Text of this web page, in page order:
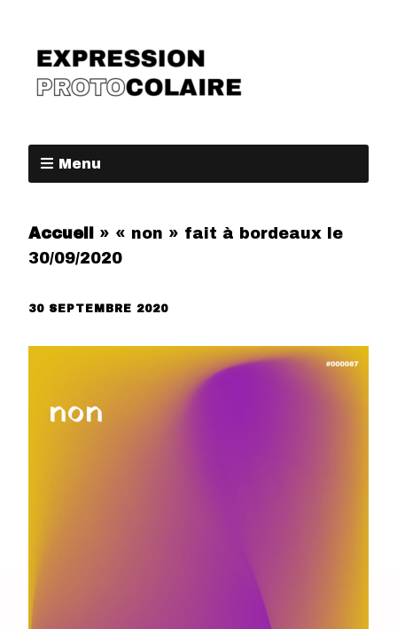
Menu
Accueil » « non » fait à bordeaux le
30/09/2020
30 SEPTEMBRE 2020